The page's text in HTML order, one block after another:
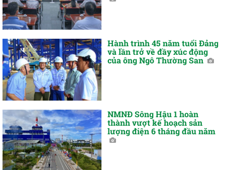
Hành trình 45 năm tuổi Đảng
và lần trở về đầy xúc động
của ông Ngô Thường San
NMNĐ Sông Hậu 1 hoàn
thành vượt kế hoạch sản
lượng điện 6 tháng đầu năm